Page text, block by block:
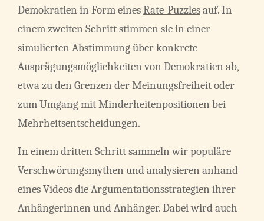
Demokratien in Form einesRate-Puzzlesauf. In
einem zweiten Schritt stimmen sie in einer
simulierten Abstimmung über konkrete
Ausprägungsmöglichkeiten von Demokratien ab,
etwa zu den Grenzen der Meinungsfreiheit oder
zum Umgang mit Minderheitenpositionen bei
Mehrheitsentscheidungen.
In einem dritten Schritt sammeln wir populäre
Verschwörungsmythen und analysieren anhand
eines Videos die Argumentationsstrategien ihrer
Anhängerinnen und Anhänger. Dabei wird auch